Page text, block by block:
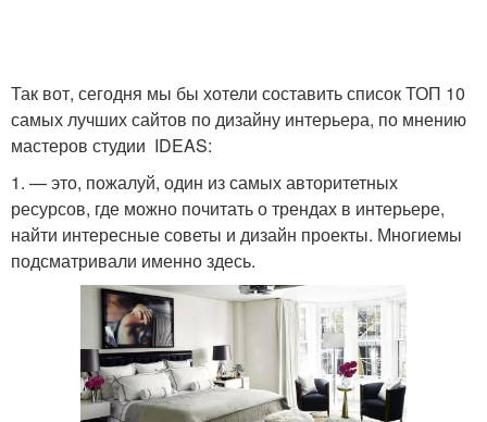
Так вот, сегодня мы бы хотели составить список ТОП 10
самых лучших сайтов по дизайну интерьера, по мнению
мастеров студии IDEAS:
1. — это, пожалуй, один из самых авторитетных
ресурсов, где можно почитать о трендах в интерьере,
найти интересные советы и дизайн проекты. Многиемы
подсматривали именно здесь.